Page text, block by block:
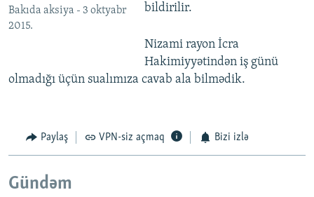
Bakıda aksiya - 3 oktyabr
2015.
bildirilir.
Nizami rayon İcra
Hakimiyyətindən iş günü
olmadığı üçün sualımıza cavab ala bilmədik. ​
Paylaş VPN-siz açmaq Bizi izlə
Gündəm